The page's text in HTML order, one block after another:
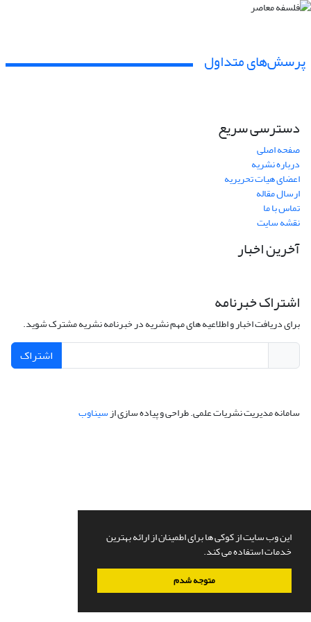
این وب سایت از کوکی ها برای اطمینان از ارائه بهترین
خدمات استفاده می کند.
متوجه شدم
پرسش‌های متداول
دسترسی سریع
صفحه اصلی
درباره نشریه
اعضای هیات تحریریه
ارسال مقاله
تماس با ما
نقشه سایت
آخرین اخبار
اشتراک خبرنامه
برای دریافت اخبار و اطلاعیه های مهم نشریه در خبرنامه نشریه مشترک شوید.
اشتراک
سامانه مدیریت نشریات علمی.طراحی و پیاده سازی ازسیناوب